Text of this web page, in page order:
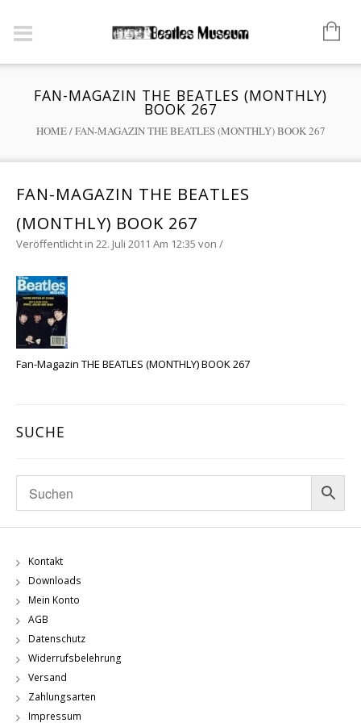
FAN-MAGAZIN THE BEATLES (MONTHLY)
BOOK 267
HOME/FAN-MAGAZIN THE BEATLES (MONTHLY) BOOK 267
FAN-MAGAZIN THE BEATLES
(MONTHLY) BOOK 267
Veröffentlicht in 22. Juli 2011 Am 12:35 von /
Fan-Magazin THE BEATLES (MONTHLY) BOOK 267
SUCHE
Kontakt
Downloads
Mein Konto
AGB
Datenschutz
Widerrufsbelehrung
Versand
Zahlungsarten
Impressum